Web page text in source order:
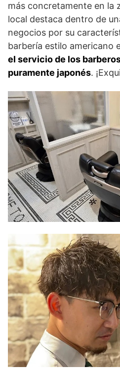
más concretamente en la
local destaca dentro de
negocios por su
barbería estilo americano
el servicio de los
puramente japonés.